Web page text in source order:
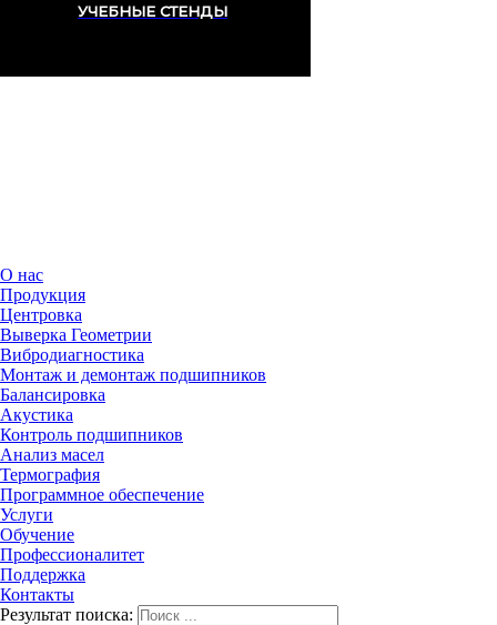
УЧЕБНЫЕ СТЕНДЫ
О нас
Продукция
Центровка
Выверка Геометрии
Вибродиагностика
Монтаж и демонтаж подшипников
Балансировка
Акустика
Контроль подшипников
Анализ масел
Термография
Программное обеспечение
Услуги
Обучение
Профессионалитет
Поддержка
Контакты
Результат поиска: